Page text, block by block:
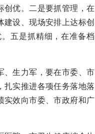
创优。二是要抓管理，在
设、现场安排上达标创
五是抓精细，在准备档
生力军，要在市委、市
扎实推进各项任务落地落
实效向市委、市政府和广